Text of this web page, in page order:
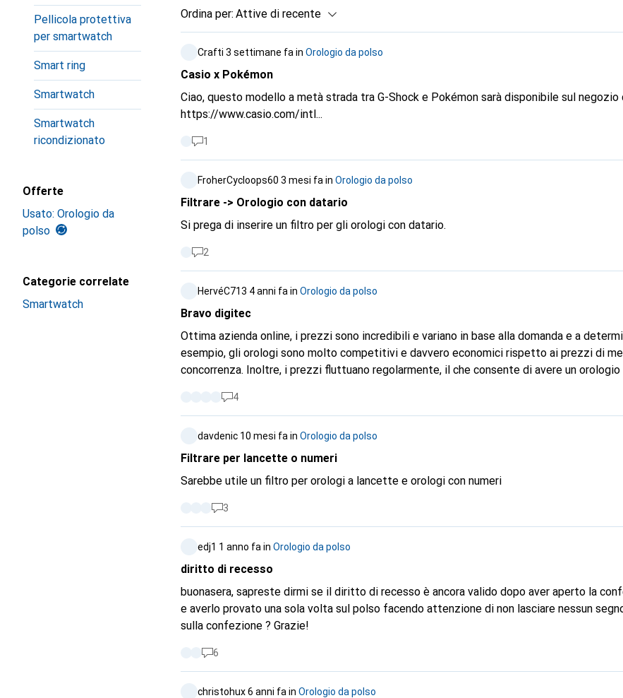
Pellicola protettiva
per smartwatch
Smart ring
Smartwatch
Smartwatch
ricondizionato
Offerte
Usato: Orologio da
polso
Categorie correlate
Smartwatch
Ordina per: Attive di recente
Crafti 3 settimane fa in Orologio da polso
Casio x Pokémon
Ciao, questo modello a metà strada tra G-Shock e Pokémon sarà disponibile sul negozio
https://www.casio.com/intl...
1
FroherCycloops60 3 mesi fa in Orologio da polso
Filtrare -> Orologio con datario
Si prega di inserire un filtro per gli orologi con datario.
2
HervéC713 4 anni fa in Orologio da polso
Bravo digitec
Ottima azienda online, i prezzi sono incredibili e variano in base alla domanda e a
esempio, gli orologi sono molto competitivi e davvero economici rispetto ai prezzi di
concorrenza. Inoltre, i prezzi fluttuano regolarmente, il che consente di avere un orologio
anche se non proviene da digital. Non so se sia una buona idea acquistare un orologio
della concorrenza. Prima di collezionare orologi mi rivolgevo a un sito specializzato ma
miei orologi, poi un giorno ho scoperto digitec e galaxus e da allora tutti i miei acquisti
esclusivamente su questi due siti. Raccomando digitec con fervore e do 5 stelle, peccato
4
davdenic 10 mesi fa in Orologio da polso
Filtrare per lancette o numeri
Sarebbe utile un filtro per orologi a lancette e orologi con numeri
3
edj1 1 anno fa in Orologio da polso
diritto di recesso
buonasera, sapreste dirmi se il diritto di recesso è ancora valido dopo aver aperto la confezione dell'orologio
e averlo provato una sola volta sul polso facendo attenzione di non lasciare nessun
sulla confezione ? Grazie!
6
christohux6 anni fa in Orologio da polso